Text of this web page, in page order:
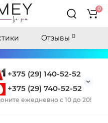
+375 (29) 140-52-52
+375 (29) 740-52-52
ежедневно с 10 до 20!
0
Отзывы 0